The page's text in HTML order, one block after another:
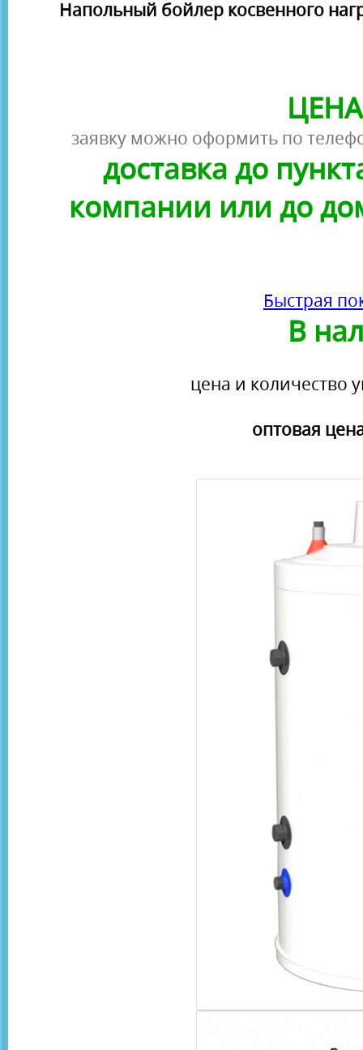
Напольный бойлер косвенного
заявку можно оформить по
доставка до
компании или до
Быстрая
В
цена и количество
оптовая